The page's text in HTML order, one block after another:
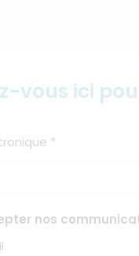
vous ici
*
nos